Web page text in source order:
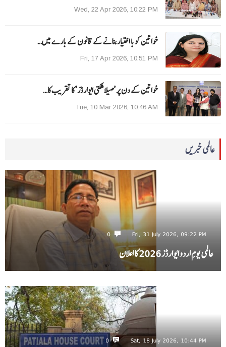
Wed, 22 Apr 2026, 10:22 PM
خواتین کو با اختیار بنانے کے قانون کے بارے میں…
Fri, 17 Apr 2026, 10:51 PM
خواتین کے دن پر ’مہیلا شکتی ایوارڈز‘ کا تقریب کا…
Tue, 10 Mar 2026, 10:46 AM
عالمی خبریں
Fri, 31 July 2026, 09:22 PM
0
عالمی یومِ اردو ایوارڈز 2026 کا اعلان
Sat, 18 July 2026, 10:44 PM
0